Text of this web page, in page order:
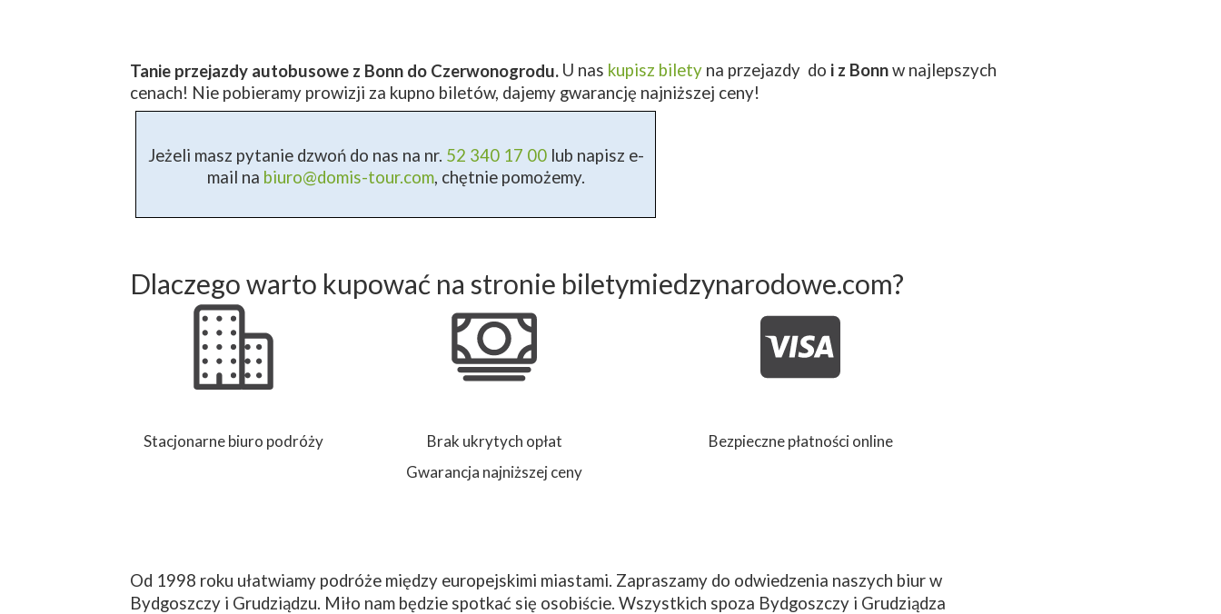
Bezpieczne płatności online
Brak ukrytych opłat
Gwarancja najniższej ceny
Stacjonarne biuro podróży
Tanie przejazdy autobusowe z Bonn do Czerwonogrodu. U nas kupisz bilety na przejazdy do i z Bonnw najlepszych
cenach! Nie pobieramy prowizji za kupno biletów, dajemy gwarancję najniższej ceny!
Jeżeli masz pytanie dzwoń do nas na nr. 52 340 17 00lub napisz e-
mail na biuro@domis-tour.com, chętnie pomożemy.
Dlaczego warto kupować na stronie biletymiedzynarodowe.com?
Od 1998 roku ułatwiamy podróże między europejskimi miastami. Zapraszamy do odwiedzenia naszych biur w
Bydgoszczy i Grudziądzu. Miło nam będzie spotkać się osobiście. Wszystkich spoza Bydgoszczy i Grudziądza